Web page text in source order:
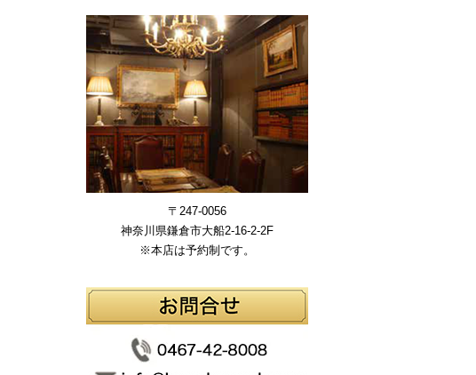
〒247-0056
神奈川県鎌倉市大船2-16-2-2F
※本店は予約制です。